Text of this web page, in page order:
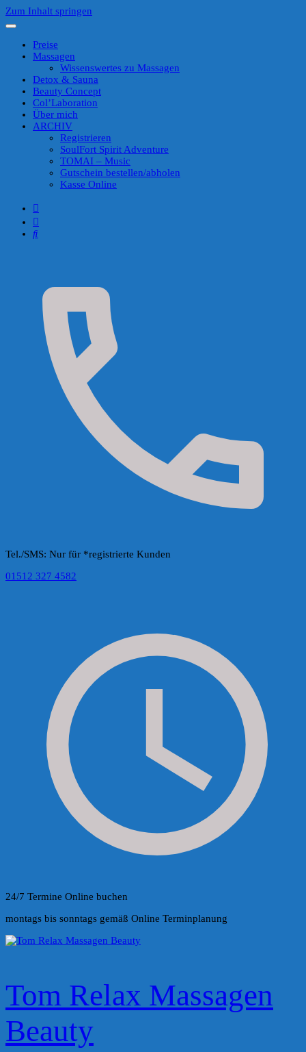
Zum Inhalt springen
Preise
Massagen
Wissenswertes zu Massagen
Detox & Sauna
Beauty Concept
Col’Laboration
Über mich
ARCHIV
Registrieren
SoulFort Spirit Adventure
TOMAI – Music
Gutschein bestellen/abholen
Kasse Online
Tel./SMS: Nur für *registrierte Kunden
01512 327 4582
24/7 Termine Online buchen
montags bis sonntags gemäß Online Terminplanung
Tom Relax Massagen
Beauty